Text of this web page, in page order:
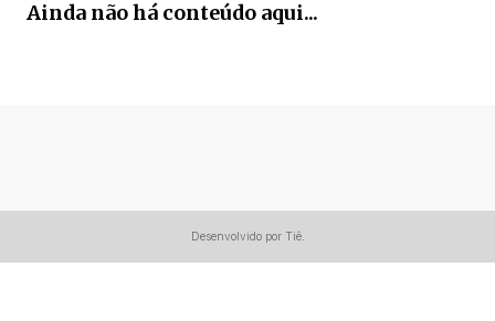
Ainda não há conteúdo aqui...
Desenvolvido por Tiê.